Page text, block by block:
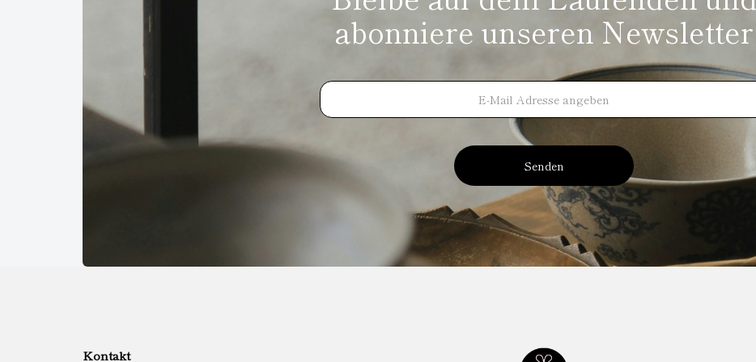
abonniere unseren Newsletter
Senden
Kontakt